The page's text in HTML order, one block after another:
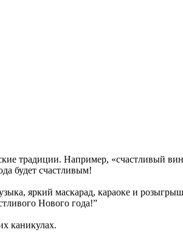
традиции. Например, «счастливый
будет счастливым!
яркий маскарад, караоке и
Нового года!”
каникулах.